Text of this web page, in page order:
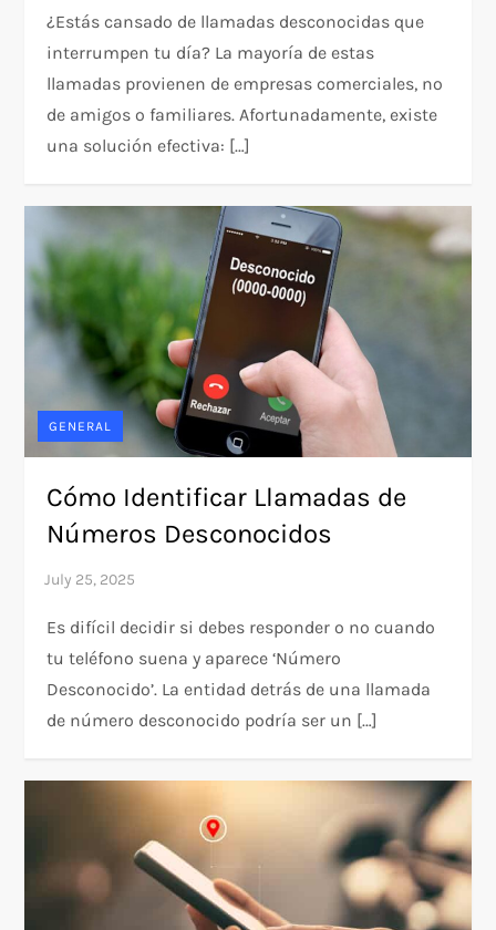
¿Estás cansado de llamadas desconocidas que
interrumpen tu día? La mayoría de estas
llamadas provienen de empresas comerciales, no
de amigos o familiares. Afortunadamente, existe
una solución efectiva: […]
GENERAL
Cómo Identificar Llamadas de
Números Desconocidos
Es difícil decidir si debes responder o no cuando
tu teléfono suena y aparece ‘Número
Desconocido’. La entidad detrás de una llamada
de número desconocido podría ser un […]